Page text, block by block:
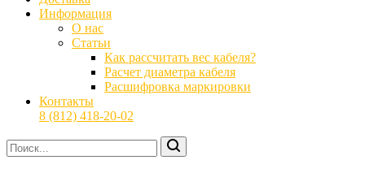
Информация
О нас
Статьи
Как рассчитать вес кабеля?
Расчет диаметра кабеля
Расшифровка маркировки
Контакты
8 (812) 418-20-02